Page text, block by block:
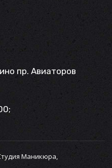
пр. Авиаторов
Маникюра,